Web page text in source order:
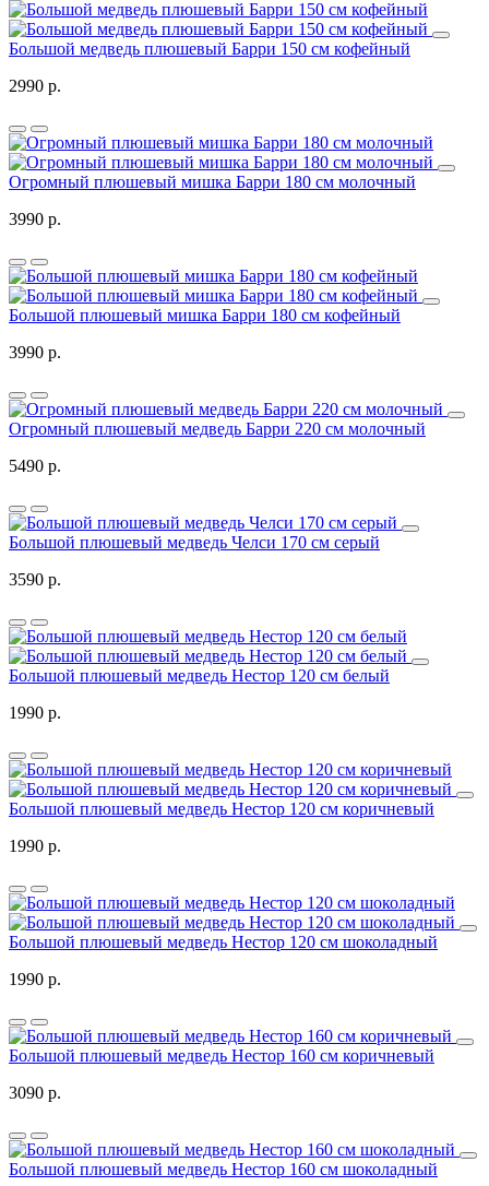
Большой медведь плюшевый Барри 150 см кофейный
2990 р.
Огромный плюшевый мишка Барри 180 см молочный
3990 р.
Большой плюшевый мишка Барри 180 см кофейный
3990 р.
Огромный плюшевый медведь Барри 220 см молочный
5490 р.
Большой плюшевый медведь Челси 170 см серый
3590 р.
Большой плюшевый медведь Нестор 120 см белый
1990 р.
Большой плюшевый медведь Нестор 120 см коричневый
1990 р.
Большой плюшевый медведь Нестор 120 см шоколадный
1990 р.
Большой плюшевый медведь Нестор 160 см коричневый
3090 р.
Большой плюшевый медведь Нестор 160 см шоколадный